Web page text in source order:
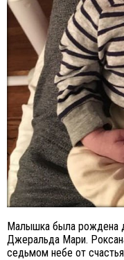
Малышка была рождена
Джеральда Мари.
седьмом небе от